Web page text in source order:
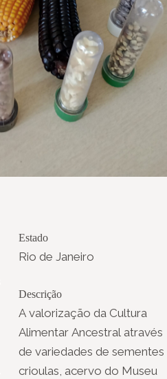
Estado
Rio de Janeiro
Descrição
A valorização da Cultura
Alimentar Ancestral através
de variedades de sementes
crioulas, acervo do Museu